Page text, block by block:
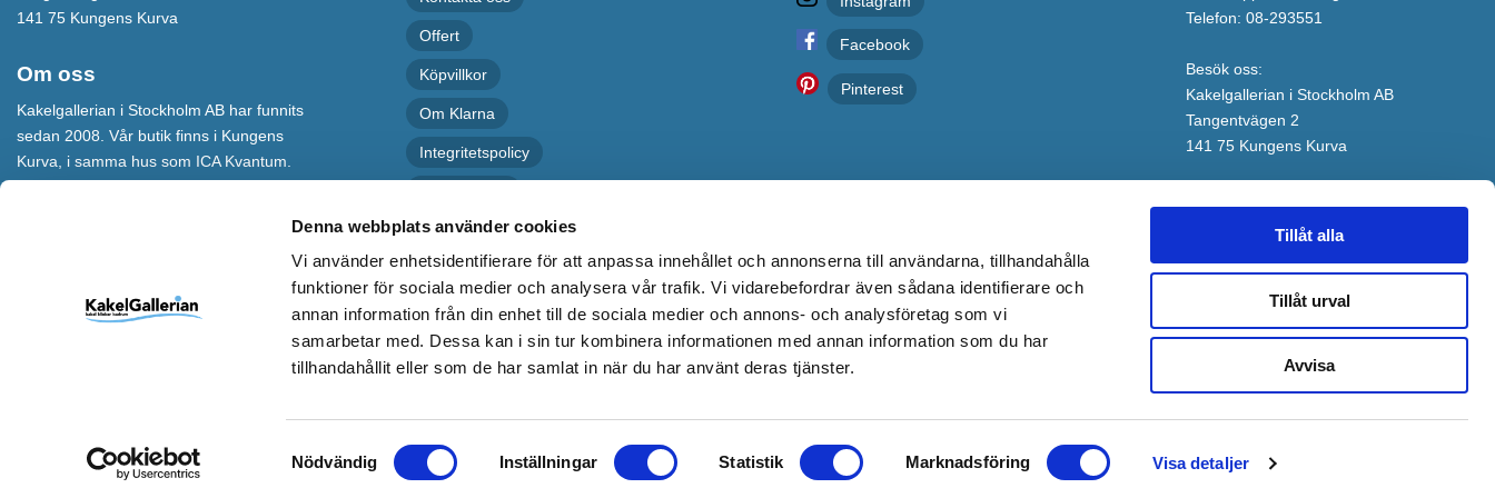
Denna webbplats använder cookies
Vi använder enhetsidentifierare för att anpassa innehållet och annonserna till användarna, tillhandahålla
funktioner för sociala medier och analysera vår trafik. Vi vidarebefordrar även sådana identifierare och
annan information från din enhet till de sociala medier och annons- och analysföretag som vi
samarbetar med. Dessa kan i sin tur kombinera informationen med annan information som du har
tillhandahållit eller som de har samlat in när du har använt deras tjänster.
Samtyckesval
Nödvändig Inställningar Statistik Marknadsföring Visa detaljer
Tillåt alla
Tillåt urval
Avvisa
141 75 Kungens Kurva
Om oss
Kakelgallerian i Stockholm AB har funnits
sedan 2008. Vår butik finns i Kungens
Kurva, i samma hus som ICA Kvantum.
kommer till vår butik eller besöker vår
webbshop ska bli inspirerade till nya och
Offert
Köpvillkor
Om Klarna
Integritetspolicy
Facebook
Pinterest
Telefon: 08-293551
Besök oss:
Kakelgallerian i Stockholm AB
Tangentvägen 2
141 75 Kungens Kurva
Kakelgallerian.se